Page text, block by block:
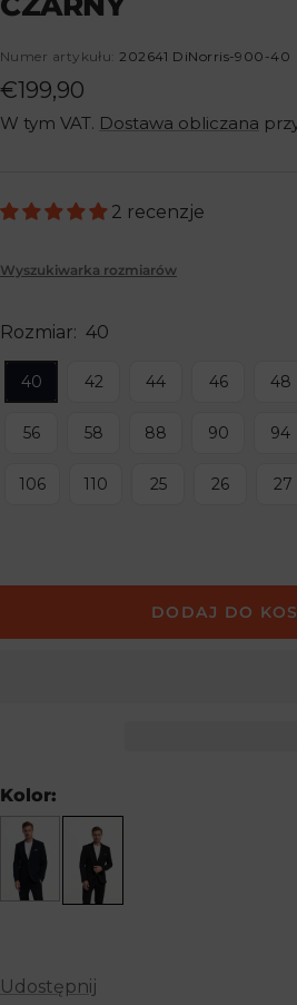
Numer artykułu: 202641 DiNorris-900-40
Cena
obniżona
€199,90
W tym VAT. Dostawa obliczana
2 recenzje
Wyszukiwarka rozmiarów
Rozmiar: 40
40 42 44 46 48
56 58 88 90 94
106 110 25 26 27
DODAJ DO
Kolor:
Udostępnij